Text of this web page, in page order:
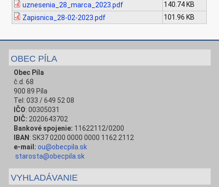
uznesenia_28_marca_2023.pdf
140.74 KB
Zapisnica_28-02-2023.pdf
101.96 KB
OBEC PÍLA
Obec Píla
č.d. 68
900 89 Píla
Tel: 033 / 649 52 08
IČO: 00305031
DIČ: 2020643702
Bankové spojenie: 11622112/0200
IBAN : SK37 0200 0000 0000 1162 2112
e-mail: ou@obecpila.sk
starosta@obecpila.sk
VYHLADÁVANIE